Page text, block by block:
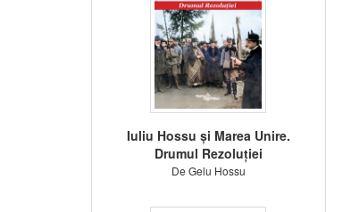
Iuliu Hossu și Marea Unire.
Drumul Rezoluției
De Gelu Hossu